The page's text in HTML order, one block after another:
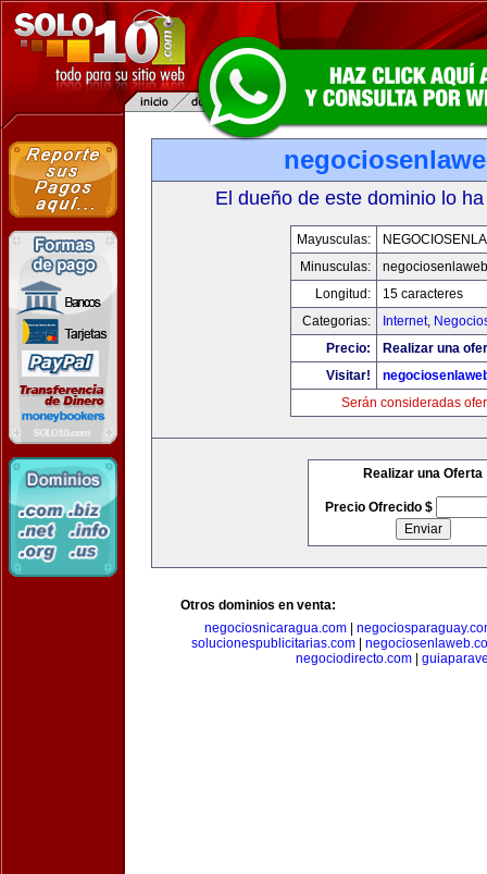
El dueño de este dominio lo
Mayusculas:
Minusculas:
Longitud:
15 caracteres
Categorias:
Internet,
Precio:
Realizar una
Visitar!
Serán consideradas
Realizar una Oferta
Precio Ofrecido $
Otros dominios en venta:
negociosnicaragua.com
solucionespublicitarias.com
negociodirecto.com